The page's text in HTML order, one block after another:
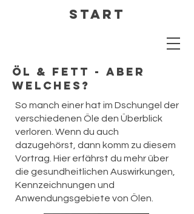
Start
Öl & Fett - aber
welches?
So manch einer hat im Dschungel der
verschiedenen Öle den Überblick
verloren. Wenn du auch
dazugehörst, dann komm zu diesem
Vortrag. Hier erfährst du mehr über
die gesundheitlichen Auswirkungen,
Kennzeichnungen und
Anwendungsgebiete von Ölen.